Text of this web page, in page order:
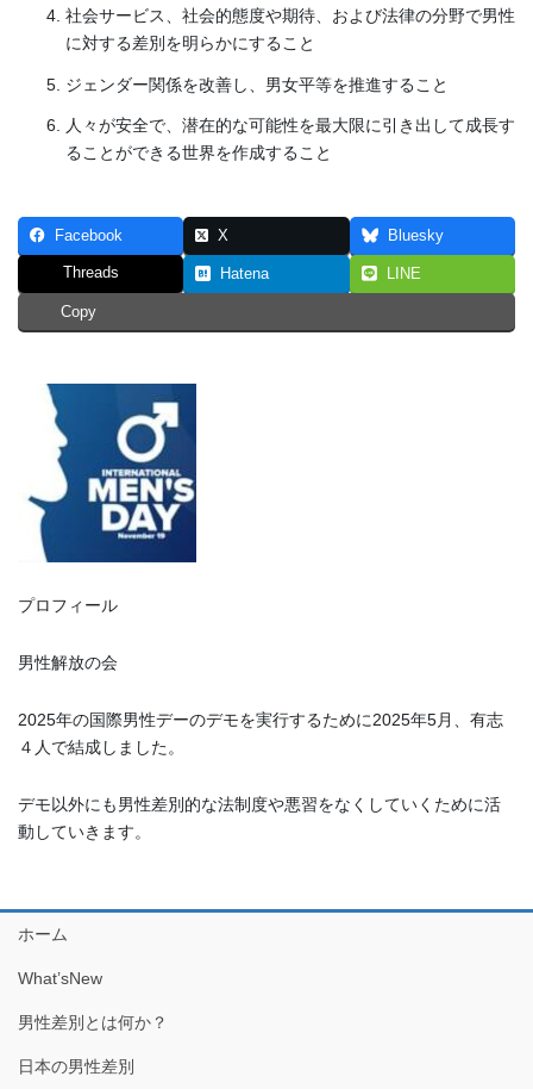
社会サービス、社会的態度や期待、および法律の分野で男性
に対する差別を明らかにすること
ジェンダー関係を改善し、男女平等を推進すること
人々が安全で、潜在的な可能性を最大限に引き出して成長す
ることができる世界を作成すること
Facebook X Bluesky
Threads Hatena LINE
Copy
プロフィール
男性解放の会
2025年の国際男性デーのデモを実行するために2025年5月、有志
４人で結成しました。
デモ以外にも男性差別的な法制度や悪習をなくしていくために活
動していきます。
ホーム
What’sNew
男性差別とは何か？
日本の男性差別